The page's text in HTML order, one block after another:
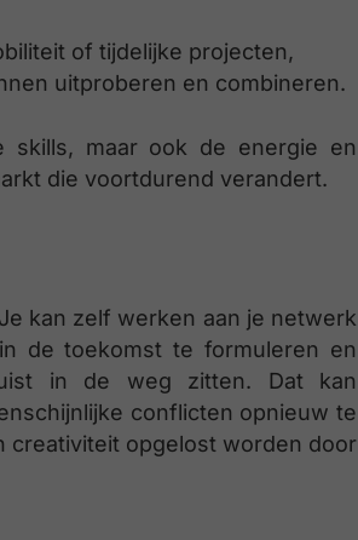
of tijdelijke projecten,
uitproberen en combineren.
skills, maar ook de energie en
die voortdurend verandert.
kan zelf werken aan je netwerk
de toekomst te formuleren en
in de weg zitten. Dat kan
conflicten opnieuw te
creativiteit opgelost worden door